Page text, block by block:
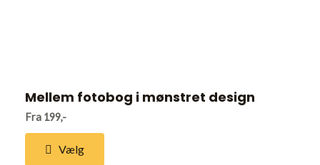
Mellem fotobog i mønstret design
Fra 199,-
Vælg